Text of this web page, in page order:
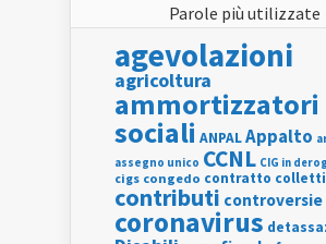
Parole più utilizzate
agevolazioni
agricoltura
ammortizzatori
sociali ANPALAppalto
assegno unico CCNL CIG in
cigs congedo contratto
contributi controversie
coronavirus